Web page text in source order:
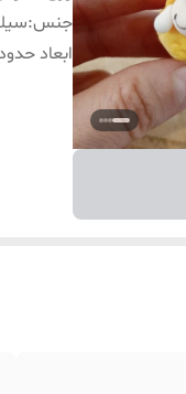
جنس:
ابعاد